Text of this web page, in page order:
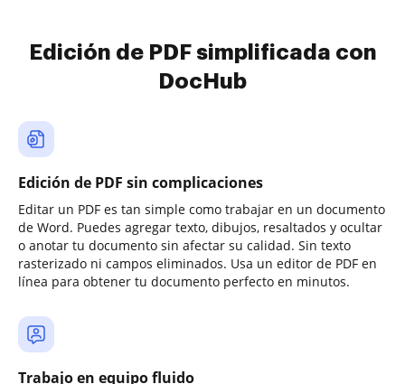
Edición de PDF simplificada con
DocHub
Edición de PDF sin complicaciones
Editar un PDF es tan simple como trabajar en un documento
de Word. Puedes agregar texto, dibujos, resaltados y ocultar
o anotar tu documento sin afectar su calidad. Sin texto
rasterizado ni campos eliminados. Usa un editor de PDF en
línea para obtener tu documento perfecto en minutos.
Trabajo en equipo fluido